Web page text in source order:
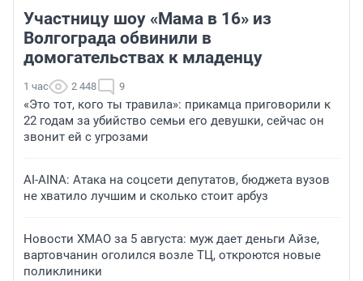
Участницу шоу «Мама в 16» из
Волгограда обвинили в
домогательствах к младенцу
1 час 2 448 9
«Это тот, кого ты травила»: прикамца приговорили к
22 годам за убийство семьи его девушки, сейчас он
звонит ей с угрозами
AI-AINA: Атака на соцсети депутатов, бюджета вузов
не хватило лучшим и сколько стоит арбуз
Новости ХМАО за 5 августа: муж дает деньги Айзе,
вартовчанин оголился возле ТЦ, откроются новые
поликлиники